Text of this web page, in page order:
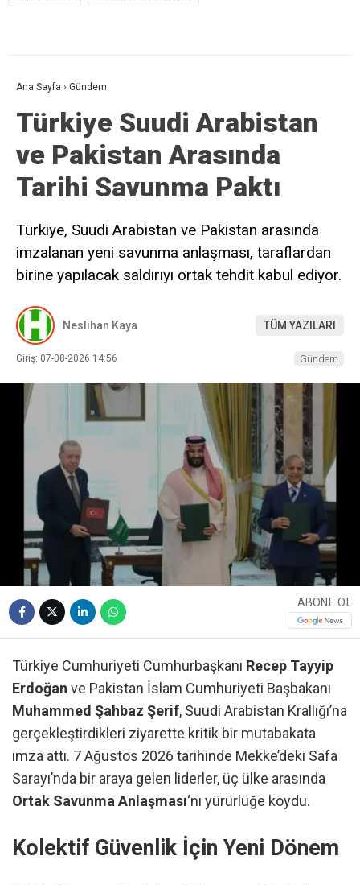
Ana Sayfa › Gündem
Türkiye Suudi Arabistan
ve Pakistan Arasında
Tarihi Savunma Paktı
Türkiye, Suudi Arabistan ve Pakistan arasında
imzalanan yeni savunma anlaşması, taraflardan
birine yapılacak saldırıyı ortak tehdit kabul ediyor.
Neslihan Kaya TÜM YAZILARI
Giriş: 07-08-2026 14:56 Gündem
ABONE OL
Türkiye Cumhuriyeti Cumhurbaşkanı Recep Tayyip
Erdoğan ve Pakistan İslam Cumhuriyeti Başbakanı
Muhammed Şahbaz Şerif, Suudi Arabistan Krallığı’na
gerçekleştirdikleri ziyarette kritik bir mutabakata
imza attı. 7 Ağustos 2026 tarihinde Mekke’deki Safa
Sarayı’nda bir araya gelen liderler, üç ülke arasında
Ortak Savunma Anlaşması‘nı yürürlüğe koydu.
Kolektif Güvenlik İçin Yeni Dönem